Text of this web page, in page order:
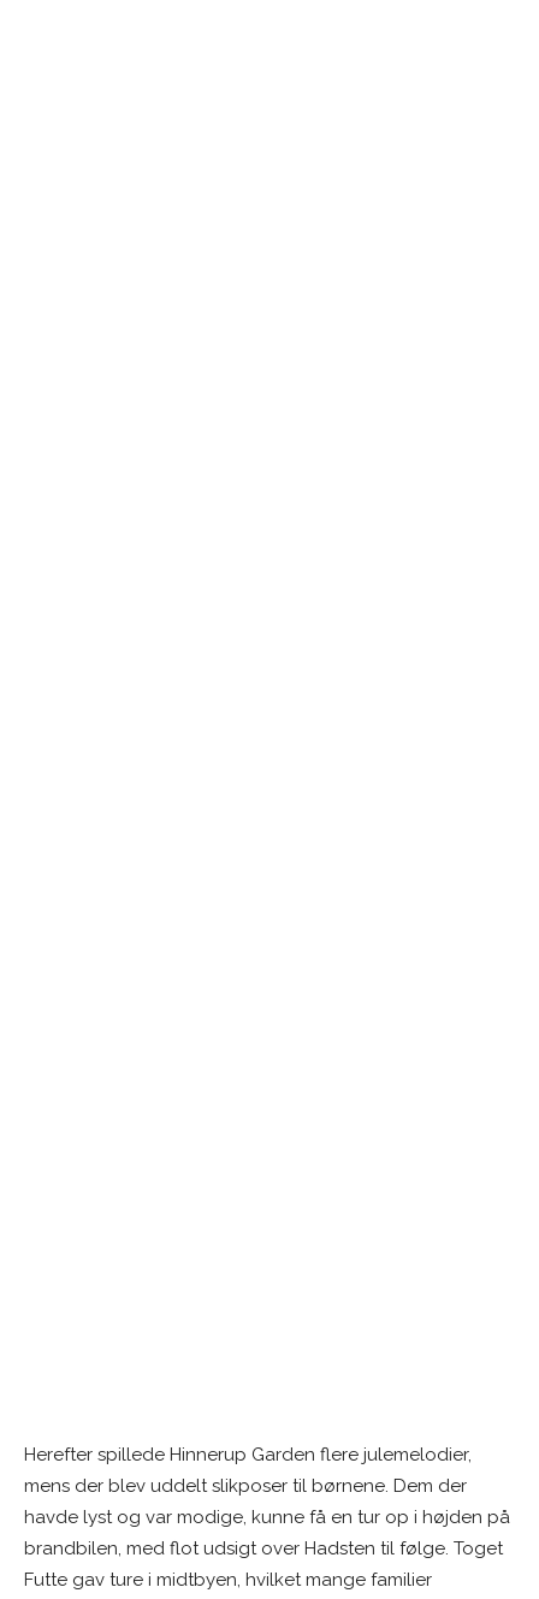
Herefter spillede Hinnerup Garden flere julemelodier,
mens der blev uddelt slikposer til børnene. Dem der
havde lyst og var modige, kunne få en tur op i højden på
brandbilen, med flot udsigt over Hadsten til følge. Toget
Futte gav ture i midtbyen, hvilket mange familier